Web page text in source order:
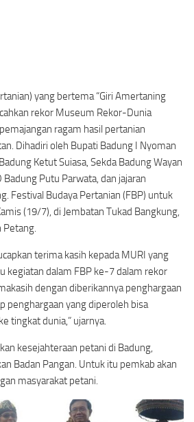
yang bertema “Giri Amertaning
rekor Museum Rekor-Dunia
ragam hasil pertanian
Dihadiri oleh Bupati Badung I Nyoman
Ketut Suiasa, Sekda Badung Wayan
Badung Putu Parwata, dan jajaran
Festival Budaya Pertanian (FBP) untuk
(19/7), di Jembatan Tukad Bangkung,
Petang.
terima kasih kepada MURI yang
kegiatan dalam FBP ke-7 dalam rekor
dengan diberikannya penghargaan
penghargaan yang diperoleh bisa
tingkat dunia,” ujarnya.
kesejahteraan petani di Badung,
Badan Pangan. Untuk itu pemkab akan
masyarakat petani.